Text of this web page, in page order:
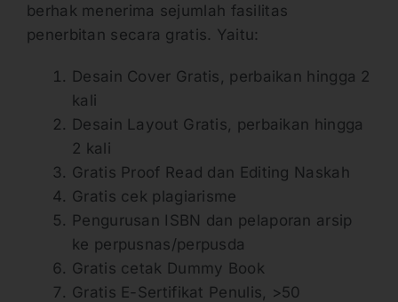
berhak menerima sejumlah fasilitas
penerbitan secara gratis. Yaitu:
Desain Cover Gratis, perbaikan hingga 2
kali
Desain Layout Gratis, perbaikan hingga
2 kali
Gratis Proof Read dan Editing Naskah
Gratis cek plagiarisme
Pengurusan ISBN dan pelaporan arsip
ke perpusnas/perpusda
Gratis cetak Dummy Book
Gratis E-Sertifikat Penulis, >50